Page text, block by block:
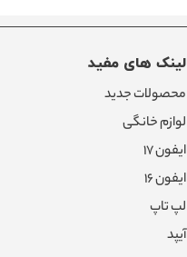
لینک های مفید
محصولات جدید
لوازم خانگی
ایفون ۱۷
ایفون ۱۶
لپ تاپ
آیپد